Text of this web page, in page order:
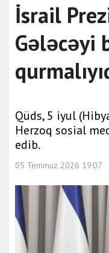
İsrail
Gələcəyi
Qüds, 5 iyul
Herzoq sosial
edib.
05 Temmuz 2026 19:07